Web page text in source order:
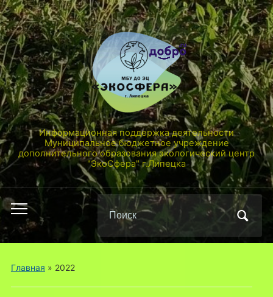
Информационная поддержка деятельности
Муниципальное бюджетное учреждение
дополнительного образования экологический центр
"ЭкоСфера" г.Липецка
Переключить
мобильное
меню
Поиск
по:
Главная » 2022